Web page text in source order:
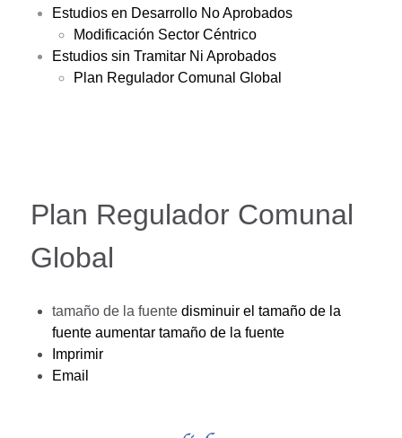
Estudios en Desarrollo No Aprobados
Modificación Sector Céntrico
Estudios sin Tramitar Ni Aprobados
Plan Regulador Comunal Global
Plan Regulador Comunal
Global
tamaño de la fuente disminuir el tamaño de la
fuente aumentar tamaño de la fuente
Imprimir
Email